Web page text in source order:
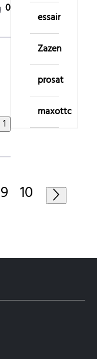
0
1
9 10
essair
Zazen
prosat
maxottc